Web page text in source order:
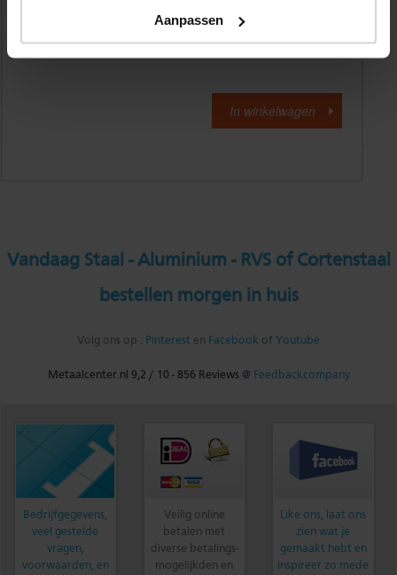
Aanpassen
Vandaag Staal - Aluminium - RVS of Cortenstaal
bestellen morgen in huis
Volg ons op : Pinterest en Facebook of Youtube
Metaalcenter.nl 9,2 / 10 -856 Reviews @ Feedbackcompany
Bedrijfgegevens,
veel gestelde
vragen,
voorwaarden, en
Veilig online
betalen met
diverse betalings-
mogelijkden en
Like ons, laat ons
zien wat je
gemaakt hebt en
inspireer zo mede